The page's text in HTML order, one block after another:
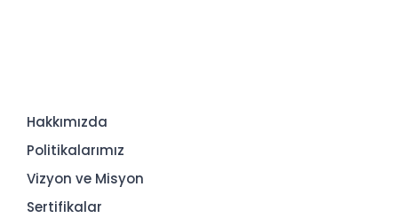
Hakkımızda
Politikalarımız
Vizyon ve Misyon
Sertifikalar